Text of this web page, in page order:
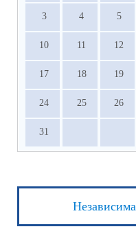
3 4 5
10 11 12
17 18 19
24 25 26
31